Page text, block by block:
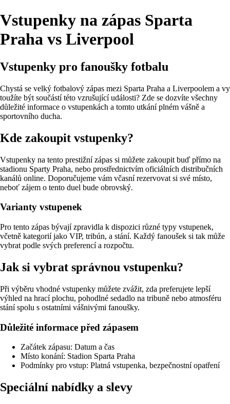
Vstupenky na zápas Sparta
Praha vs Liverpool
Vstupenky pro fanoušky fotbalu
Chystá se velký fotbalový zápas mezi Sparta Praha a Liverpoolem a vy
toužíte být součástí této vzrušující události? Zde se dozvíte všechny
důležité informace o vstupenkách a tomto utkání plném vášně a
sportovního ducha.
Kde zakoupit vstupenky?
Vstupenky na tento prestižní zápas si můžete zakoupit buď přímo na
stadionu Sparty Praha, nebo prostřednictvím oficiálních distribučních
kanálů online. Doporučujeme vám včasní rezervovat si své místo,
neboť zájem o tento duel bude obrovský.
Varianty vstupenek
Pro tento zápas bývají zpravidla k dispozici různé typy vstupenek,
včetně kategorií jako VIP, tribún, a stání. Každý fanoušek si tak může
vybrat podle svých preferencí a rozpočtu.
Jak si vybrat správnou vstupenku?
Při výběru vhodné vstupenky můžete zvážit, zda preferujete lepší
výhled na hrací plochu, pohodlné sedadlo na tribuně nebo atmosféru
stání spolu s ostatními vášnivými fanoušky.
Důležité informace před zápasem
Začátek zápasu: Datum a čas
Místo konání: Stadion Sparta Praha
Podmínky pro vstup: Platná vstupenka, bezpečnostní opatření
Speciální nabídky a slevy